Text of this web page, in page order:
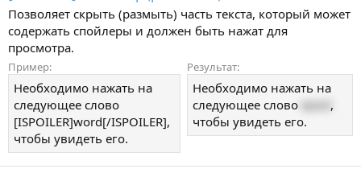
Позволяет скрыть (размыть) часть текста, который может
содержать спойлеры и должен быть нажат для
просмотра.
Пример:
Необходимо нажать на
следующее слово
[ISPOILER]word[/ISPOILER],
чтобы увидеть его.
Результат:
Необходимо нажать на
следующее слово word ,
чтобы увидеть его.